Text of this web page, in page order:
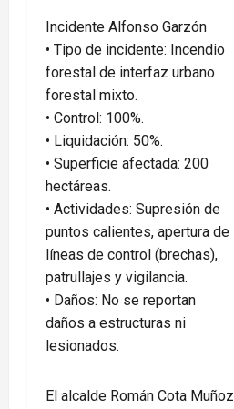
Incidente Alfonso Garzón
• Tipo de incidente: Incendio
forestal de interfaz urbano
forestal mixto.
• Control: 100%.
• Liquidación: 50%.
• Superficie afectada: 200
hectáreas.
• Actividades: Supresión de
puntos calientes, apertura de
líneas de control (brechas),
patrullajes y vigilancia.
• Daños: No se reportan
daños a estructuras ni
lesionados.
El alcalde Román Cota Muñoz